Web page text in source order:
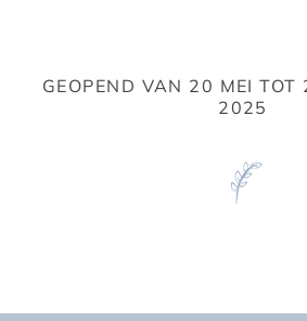
GEOPEND VAN 20 MEI
2025